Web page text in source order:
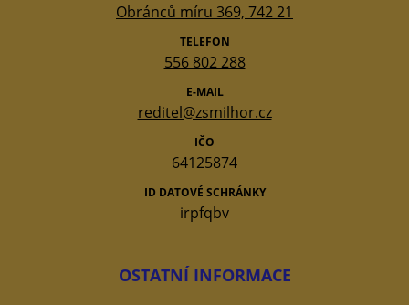
Obránců míru 369, 742 21
TELEFON
556 802 288
E-MAIL
reditel@zsmilhor.cz
IČO
64125874
ID DATOVÉ SCHRÁNKY
irpfqbv
OSTATNÍ INFORMACE